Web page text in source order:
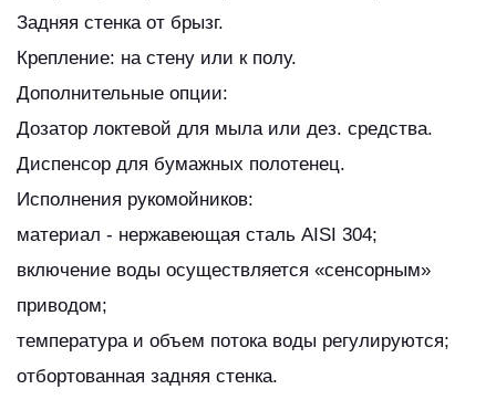
Задняя стенка от брызг.
Крепление: на стену или к полу.
Дополнительные опции:
Дозатор локтевой для мыла или дез. средства.
Диспенсор для бумажных полотенец.
Исполнения рукомойников:
материал - нержавеющая сталь AISI 304;
включение воды осуществляется «сенсорным»
приводом;
температура и объем потока воды регулируются;
отбортованная задняя стенка.